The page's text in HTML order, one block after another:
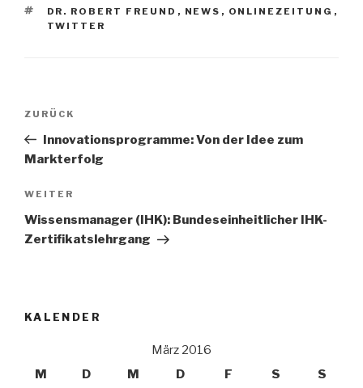
SCHLAGWÖRTER
DR. ROBERT FREUND , NEWS , ONLINEZEITUNG ,
TWITTER
Beitrags-
Vorheriger
Beitrag
ZURÜCK
Innovationsprogramme: Von der Idee zum
Markterfolg
Nächster
Beitrag
WEITER
Wissensmanager (IHK): Bundeseinheitlicher IHK-
Zertifikatslehrgang
KALENDER
März 2016
M
D M D F S S